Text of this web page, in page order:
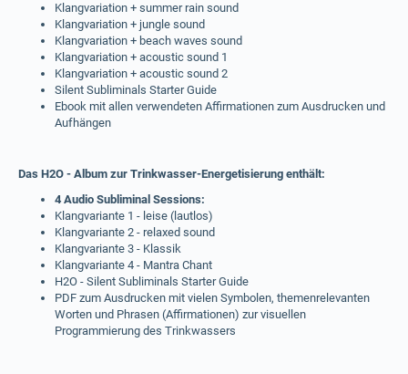
Klangvariation + summer rain sound
Klangvariation + jungle sound
Klangvariation + beach waves sound
Klangvariation + acoustic sound 1
Klangvariation + acoustic sound 2
Silent Subliminals Starter Guide
Ebook mit allen verwendeten Affirmationen zum Ausdrucken und
Aufhängen
Das H2O - Album zur Trinkwasser-Energetisierung enthält:
4 Audio Subliminal Sessions:
Klangvariante 1 - leise (lautlos)
Klangvariante 2 - relaxed sound
Klangvariante 3 - Klassik
Klangvariante 4 - Mantra Chant
H2O - Silent Subliminals Starter Guide
PDF zum Ausdrucken mit vielen Symbolen, themenrelevanten
Worten und Phrasen (Affirmationen) zur visuellen
Programmierung des Trinkwassers